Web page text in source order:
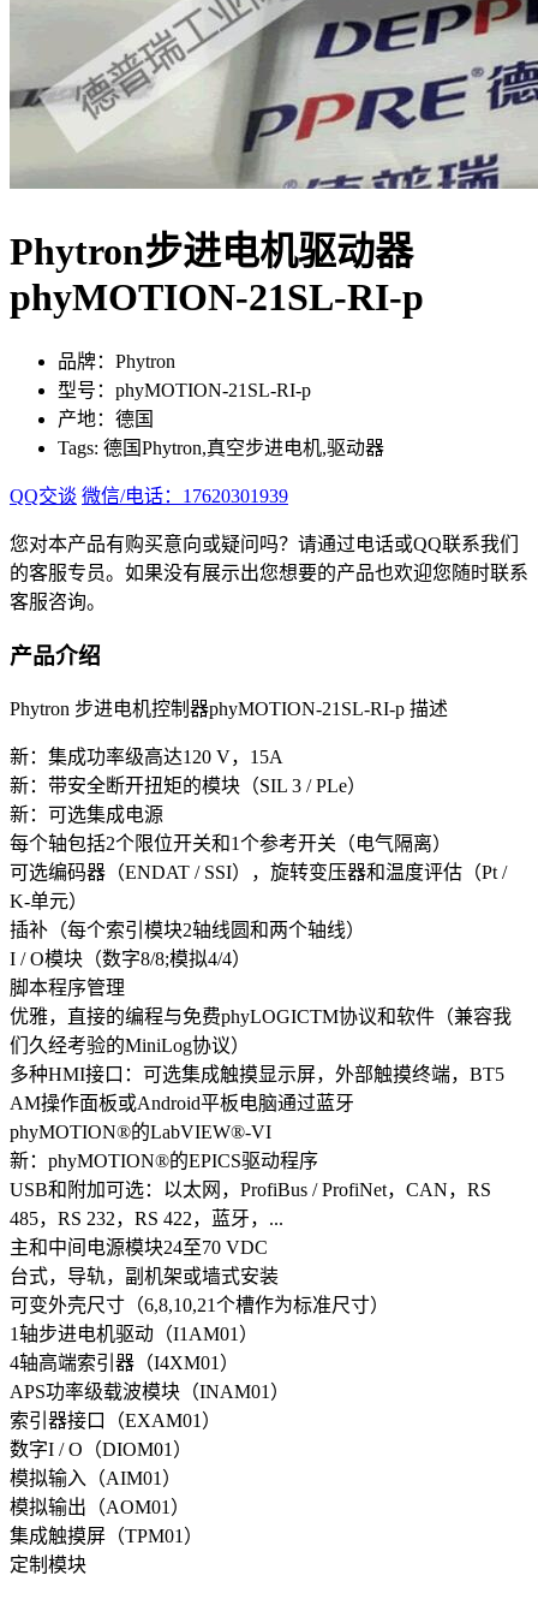
Phytron步进电机驱动器
phyMOTION-21SL-RI-p
品牌：Phytron
型号：phyMOTION-21SL-RI-p
产地：德国
Tags: 德国Phytron,真空步进电机,驱动器
QQ交谈 微信/电话：17620301939
您对本产品有购买意向或疑问吗？请通过电话或QQ联系我们
的客服专员。如果没有展示出您想要的产品也欢迎您随时联系
客服咨询。
产品介绍
Phytron 步进电机控制器phyMOTION-21SL-RI-p 描述
新：集成功率级高达120 V，15A
新：带安全断开扭矩的模块（SIL 3 / PLe）
新：可选集成电源
每个轴包括2个限位开关和1个参考开关（电气隔离）
可选编码器（ENDAT / SSI），旋转变压器和温度评估（Pt /
K-单元）
插补（每个索引模块2轴线圆和两个轴线）
I / O模块（数字8/8;模拟4/4）
脚本程序管理
优雅，直接的编程与免费phyLOGICTM协议和软件（兼容我
们久经考验的MiniLog协议）
多种HMI接口：可选集成触摸显示屏，外部触摸终端，BT5
AM操作面板或Android平板电脑通过蓝牙
phyMOTION®的LabVIEW®-VI
新：phyMOTION®的EPICS驱动程序
USB和附加可选：以太网，ProfiBus / ProfiNet，CAN，RS
485，RS 232，RS 422，蓝牙，...
主和中间电源模块24至70 VDC
台式，导轨，副机架或墙式安装
可变外壳尺寸（6,8,10,21个槽作为标准尺寸）
1轴步进电机驱动（I1AM01）
4轴高端索引器（I4XM01）
APS功率级载波模块（INAM01）
索引器接口（EXAM01）
数字I / O（DIOM01）
模拟输入（AIM01）
模拟输出（AOM01）
集成触摸屏（TPM01）
定制模块